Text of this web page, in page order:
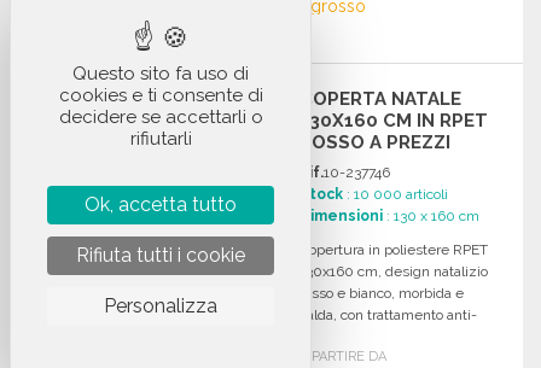
COPERTA IN PILE
120X150 CM
180G/M2
Dimensioni: 150 x 120 cm
Coperta polare 120 x 150 cm,
disponibile in vari colori,
realizzata in tessuto fleece
anti-boulochage da 180 g/m².
COPERTA NATALE
130X160 CM IN RPET
ROSSO A PREZZI
ALL'INGROSSO
Rif.10-237746
Stock : 10 000 articoli
Dimensioni : 130 x 160 cm
Copertura in poliestere RPET
130x160 cm, design natalizio
rosso e bianco, morbida e
calda, con trattamento anti-
scatola.
A PARTIRE DA
Questo sito fa uso di
cookies e ti consente di
decidere se accettarli o
rifiutarli
Ok, accetta tutto
Rifiuta tutti i cookie
Personalizza